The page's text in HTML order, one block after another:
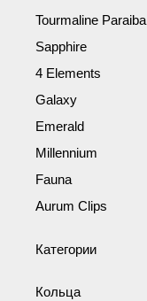
Tourmaline Paraiba
Sapphire
4 Elements
Galaxy
Emerald
Millennium
Fauna
Aurum Clips
Категории
Кольца